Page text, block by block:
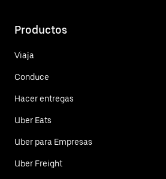
Productos
Viaja
Conduce
Hacer entregas
Uber Eats
Uber para Empresas
Uber Freight